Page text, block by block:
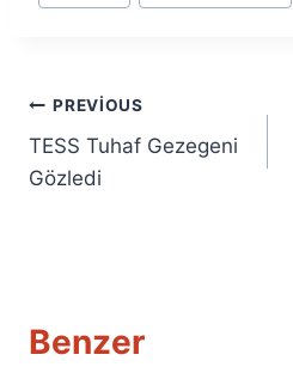
Tags:
Yazı
gezinmesi
PREVIOUS
TESS Tuhaf Gezegeni
Gözledi
Benzer